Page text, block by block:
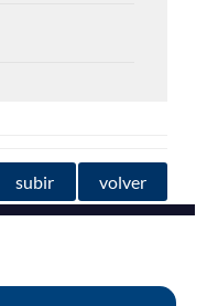
subir volver